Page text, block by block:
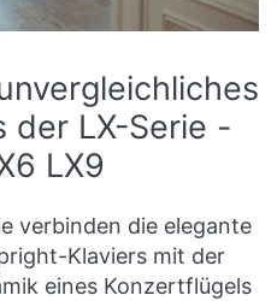
der LX-Serie -
LX9
verbinden die elegante
Klaviers mit der
eines Konzertflügels